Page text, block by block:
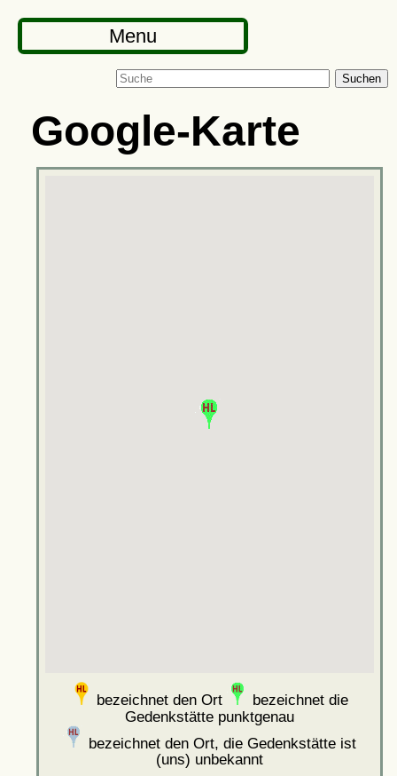
Menu
Suchen
Google-Karte
bezeichnet den Ort
bezeichnet die
Gedenkstätte punktgenau
bezeichnet den Ort, die Gedenkstätte ist
(uns) unbekannt